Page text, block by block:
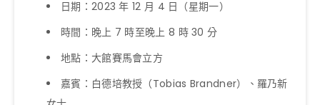
日期：2023 年 12 月 4 日（星期一）
時間：晚上 7 時至晚上 8 時 30 分
地點：大館賽馬會立方
嘉賓：白德培教授（Tobias Brandner）、羅乃新